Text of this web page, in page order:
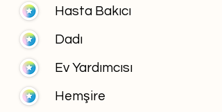
Hasta Bakıcı
Dadı
Ev Yardımcısı
Hemşire